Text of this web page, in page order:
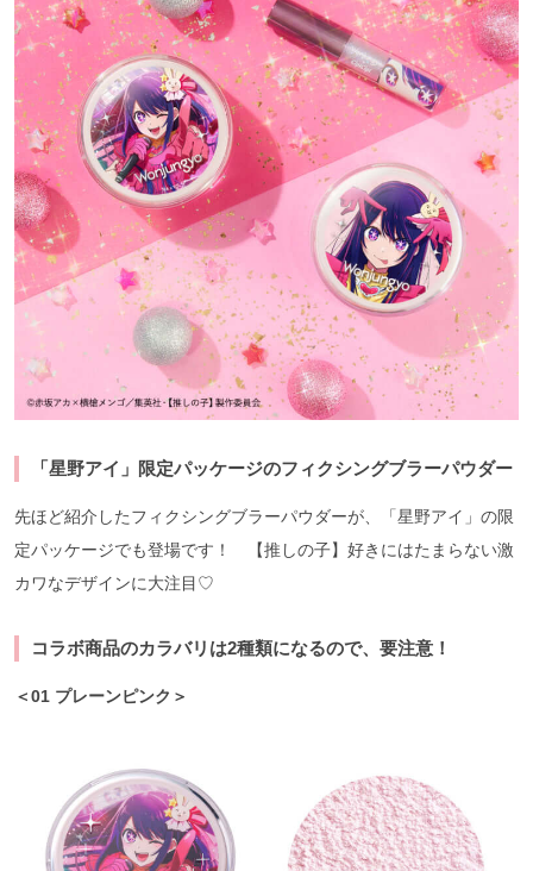
「星野アイ」限定パッケージのフィクシングブラーパウダー
先ほど紹介したフィクシングブラーパウダーが、「星野アイ」の限
定パッケージでも登場です！ 【推しの子】好きにはたまらない激
カワなデザインに大注目♡
コラボ商品のカラバリは2種類になるので、要注意！
＜01 プレーンピンク＞